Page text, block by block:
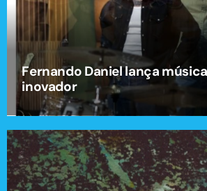
Fernando Daniel lança
inovador